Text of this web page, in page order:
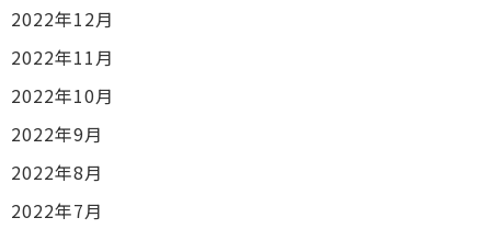
2022年12月
2022年11月
2022年10月
2022年9月
2022年8月
2022年7月